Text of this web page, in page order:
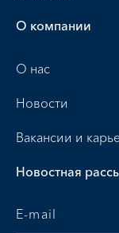
О компании
О нас
Новости
Вакансии и
Новостная